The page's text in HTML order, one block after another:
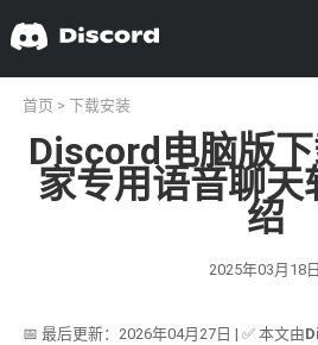
首页 > 下载安装
Discord电脑版
家专用语音聊天
绍
2025年03月18日
📅 最后更新：2026年04月27日 | ✅ 本文由